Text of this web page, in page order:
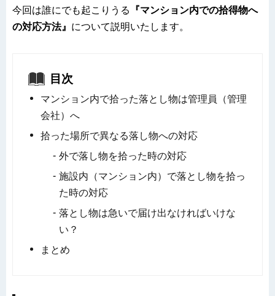
今回は誰にでも起こりうる
『マンション内での拾得物へ
の対応方法』 について説明いたします。
目次
マンション内で拾った落とし物は管理員（管理
会社）へ
拾った場所で異なる落し物への対応
外で落し物を拾った時の対応
施設内（マンション内）で落とし物を拾っ
た時の対応
落とし物は急いで届け出なければいけな
い？
まとめ